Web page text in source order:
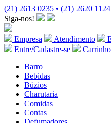
(21) 2613 0235 • (21) 2620 1124
Siga-nos!
Empresa Atendimento
Entre/Cadastre-se
Carrinho
Barro
Bebidas
Búzios
Charutaria
Comidas
Contas